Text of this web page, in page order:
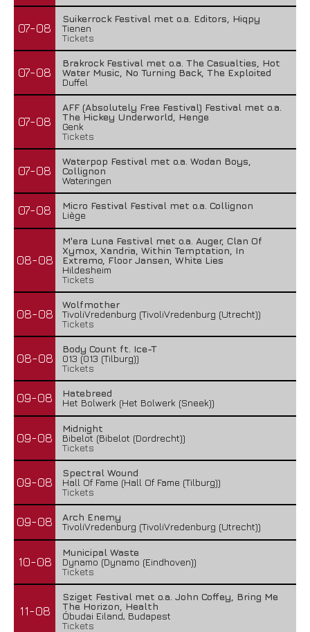
07-08
Suikerrock Festival met o.a. Editors, Hiqpy
Tienen
Tickets
07-08
Brakrock Festival met o.a. The Casualties, Hot
Water Music, No Turning Back, The Exploited
Duffel
07-08
AFF (Absolutely Free Festival) Festival met o.a.
The Hickey Underworld, Henge
Genk
Tickets
07-08
Waterpop Festival met o.a. Wodan Boys,
Collignon
Wateringen
07-08
Micro Festival Festival met o.a. Collignon
Liège
08-08
M'era Luna Festival met o.a. Auger, Clan Of
Xymox, Xandria, Within Temptation, In
Extremo, Floor Jansen, White Lies
Hildesheim
Tickets
08-08
Wolfmother
TivoliVredenburg (TivoliVredenburg (Utrecht))
Tickets
08-08
Body Count ft. Ice-T
013 (013 (Tilburg))
Tickets
09-08
Hatebreed
Het Bolwerk (Het Bolwerk (Sneek))
09-08
Midnight
Bibelot (Bibelot (Dordrecht))
Tickets
09-08
Spectral Wound
Hall Of Fame (Hall Of Fame (Tilburg))
Tickets
09-08
Arch Enemy
TivoliVredenburg (TivoliVredenburg (Utrecht))
10-08
Municipal Waste
Dynamo (Dynamo (Eindhoven))
Tickets
11-08
Sziget Festival met o.a. John Coffey, Bring Me
The Horizon, Health
Óbudai Eiland, Budapest
Tickets